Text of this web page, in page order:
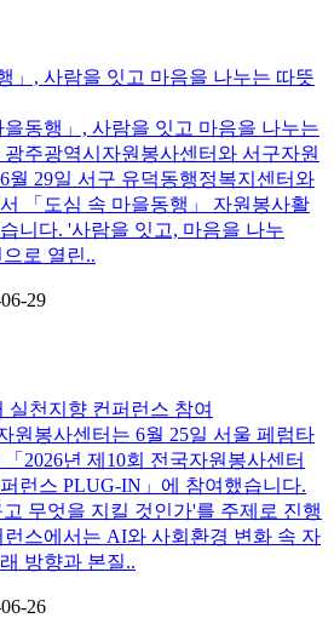
」, 사람을 잇고 마음을 나누는 따뜻
을동행」, 사람을 잇고 마음을 나누는
주광역시자원봉사센터와 서구자원
월 29일 서구 유덕동행정복지센터와
「도심 속 마을동행」 자원봉사활
니다. '사람을 잇고, 마음을 나누
로 열린..
29
실천지향 컨퍼런스 참여
원봉사센터는 6월 25일 서울 페럼타
2026년 제10회 전국자원봉사센터
런스 PLUG-IN」에 참여했습니다.
무엇을 지킬 것인가'를 주제로 진행
런스에서는 AI와 사회환경 변화 속 자
방향과 본질..
26